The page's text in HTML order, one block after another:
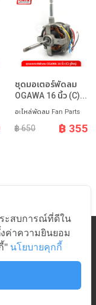
ชุดมอเตอร์พัดลม
OGAWA 16 นิ้ว (C)...
อะไหล่พัดลม Fan Parts
฿ 650 ฿ 355
ะสบการณ์ที่ดีใน
ค่าความยินยอม
" นโยบายคุกกี้